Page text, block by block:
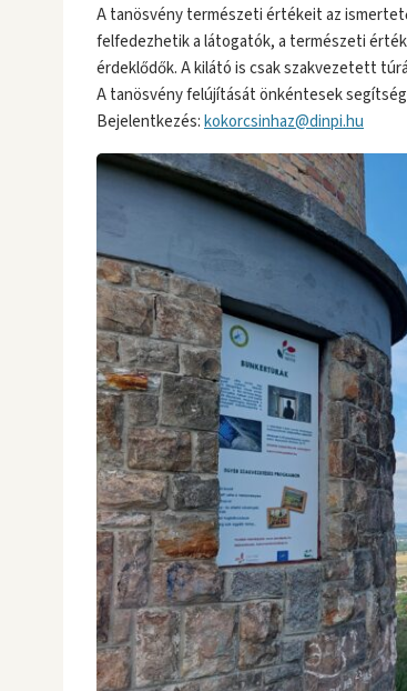
A tanösvény természeti értékeit az
felfedezhetik a látogatók, a természeti
érdeklődők. A kilátó is csak szakvezetett
A tanösvény felújítását önkéntesek
Bejelentkezés:kokorcsinhaz@dinpi.hu